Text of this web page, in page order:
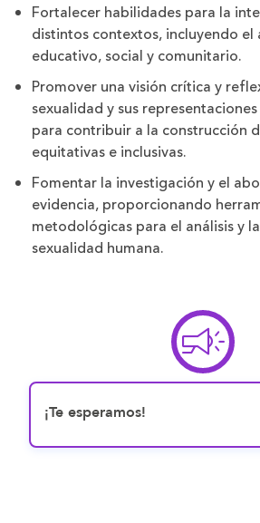
Fortalecer habilidades para la
distintos contextos, incluyendo
educativo, social y comunitario.
Promover una visión crítica y
sexualidad y sus
para contribuir a la construcción
equitativas e inclusivas.
Fomentar la investigación y el
evidencia, proporcionando
metodológicas para el análisis y
sexualidad humana.
¡Te esperamos!